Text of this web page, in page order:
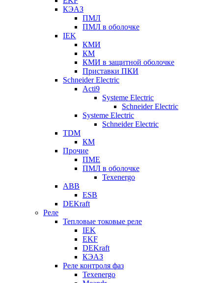
КЭАЗ
ПМЛ
ПМЛ в оболочке
IEK
КМИ
КМ
КМИ в защитной оболочке
Приставки ПКИ
Schneider Electric
Acti9
Systeme Electric
Schneider Electric
Systeme Electric
Schneider Electric
TDM
КМ
Прочие
ПМЕ
ПМЛ в оболочке
Texenergo
ABB
ESB
DEKraft
Реле
Тепловые токовые реле
IEK
EKF
DEKraft
КЭАЗ
Реле контроля фаз
Texenergo